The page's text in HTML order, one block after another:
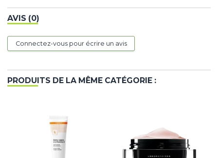
AVIS (0)
Connectez-vous pour écrire un avis
PRODUITS DE LA MÊME CATÉGORIE :